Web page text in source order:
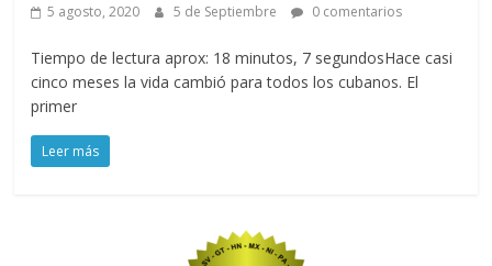
5 agosto, 2020 5 de Septiembre 0 comentarios
Tiempo de lectura aprox: 18 minutos, 7 segundosHace casi
cinco meses la vida cambió para todos los cubanos. El
primer
Leer más